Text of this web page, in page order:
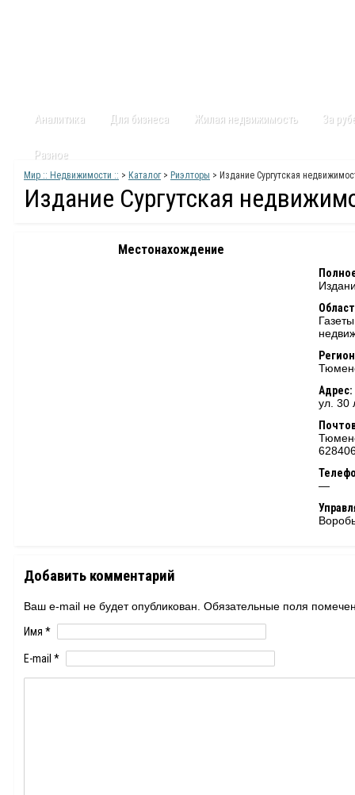
Аналитика Для бизнеса Жилая недвижимость За
Разное
Мир :: Недвижимости :: > Каталог> Риэлторы > Издание Сургутская
Издание Сургутская
Местонахождение
Адрес:
ул. 30
—
Добавить комментарий
Ваш e-mail не будет опубликован. Обязательные поля
Имя *
E-mail *